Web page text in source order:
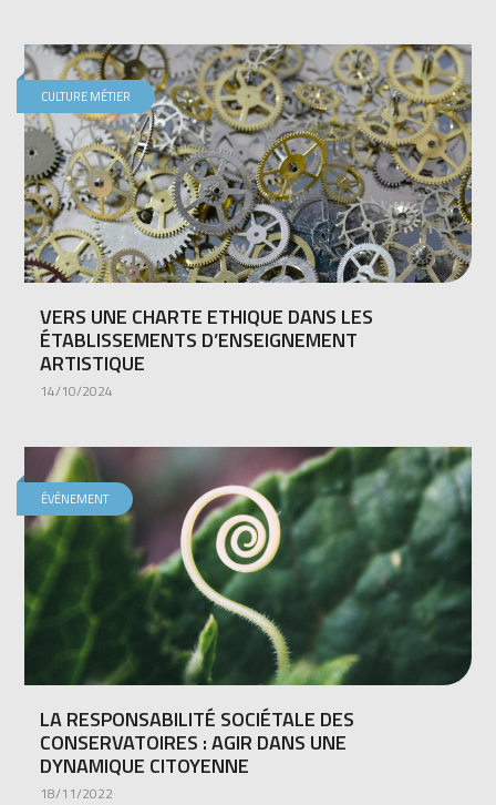
CULTURE MÉTIER
VERS UNE CHARTE ETHIQUE DANS LES
ÉTABLISSEMENTS D’ENSEIGNEMENT
ARTISTIQUE
14/10/2024
ÉVÈNEMENT
LA RESPONSABILITÉ SOCIÉTALE DES
CONSERVATOIRES : AGIR DANS UNE
DYNAMIQUE CITOYENNE
18/11/2022